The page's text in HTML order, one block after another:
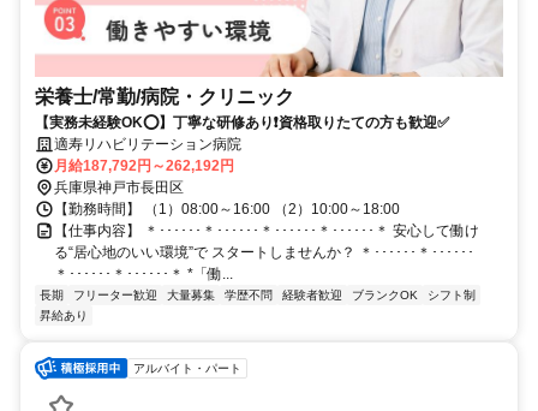
栄養士/常勤/病院・クリニック
【実務未経験OK⭕️】丁寧な研修あり❗️資格取りたての方も歓迎✅️
適寿リハビリテーション病院
月給187,792円～262,192円
兵庫県神戸市長田区
【勤務時間】 （1）08:00～16:00 （2）10:00～18:00
【仕事内容】 ＊･･････＊･･････＊･･････＊･･････＊ 安心して働け
る“居心地のいい環境”で スタートしませんか？ ＊･･････＊･･････
＊･･････＊･･････＊ *「働...
長期 フリーター歓迎 大量募集 学歴不問 経験者歓迎 ブランクOK
シフト制
昇給あり
アルバイト・パート